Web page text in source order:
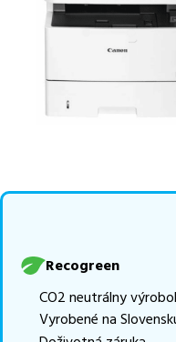
Recogreen
CO2 neutrálny
Vyrobené na